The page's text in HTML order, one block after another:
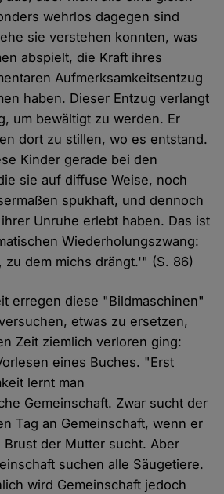
wehrlos dagegen sind
sie verstehen konnten, was
abspielt, die Kraft ihres
Aufmerksamkeitsentzug
haben. Dieser Entzug verlangt
um bewältigt zu werden. Er
dort zu stillen, wo es entstand.
Kinder gerade bei den
sie auf diffuse Weise, noch
spukhaft, und dennoch
Unruhe erlebt haben. Das ist
Wiederholungszwang:
zu dem michs drängt.'" (S. 86)
erregen diese "Bildmaschinen"
etwas zu ersetzen,
Zeit ziemlich verloren ging:
eines Buches. "Erst
lernt man
Gemeinschaft. Zwar sucht der
Tag an Gemeinschaft, wenn er
Brust der Mutter sucht. Aber
suchen alle Säugetiere.
wird Gemeinschaft jedoch